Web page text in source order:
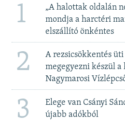
1
„A halottak oldalán
mondja a harctéri
elszállító önkéntes
2
A rezsicsökkentés
megegyezni készül a
Nagymarosi
3
Elege van Csányi
újabb adókból